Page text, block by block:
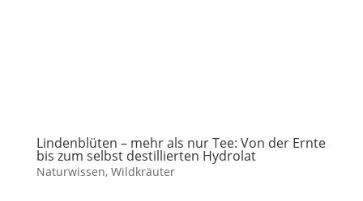
Lindenblüten – mehr als nur Tee: Von der Ernte
bis zum selbst destillierten Hydrolat
Naturwissen, Wildkräuter